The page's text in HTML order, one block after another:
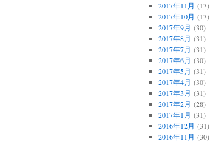
2017年11月 (13)
2017年10月 (13)
2017年9月 (30)
2017年8月 (31)
2017年7月 (31)
2017年6月 (30)
2017年5月 (31)
2017年4月 (30)
2017年3月 (31)
2017年2月 (28)
2017年1月 (31)
2016年12月 (31)
2016年11月 (30)